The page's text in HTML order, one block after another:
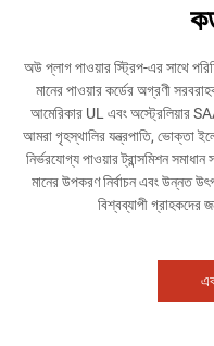
অউ প্লাগ পাওয়ার স্ট্রিপ-এর সাথে
মানের পাওয়ার কর্ডের অগ্রণী
আমেরিকার UL এবং অস্ট্রেলিয়ার
আমরা গৃহস্থালির যন্ত্রপাতি, ভোক্তা
নির্ভরযোগ্য পাওয়ার ট্রান্সমিশন
মানের উপকরণ নির্বাচন এবং উন্নত
বিশ্বব্যাপী গ্রাহকদের